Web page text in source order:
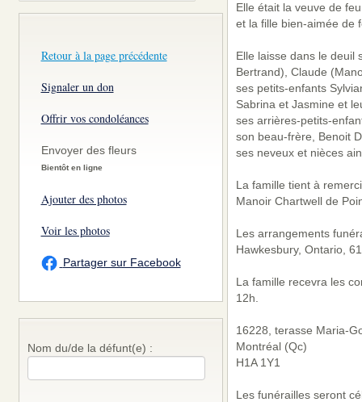
Retour à la page précédente
Signaler un don
Offrir vos condoléances
Envoyer des fleurs
Bientôt en ligne
Ajouter des photos
Voir les photos
Partager sur Facebook
Nom du/de la défunt(e) :
Elle était la veuve de
et la fille bien-aimée de
Elle laisse dans le deuil
Bertrand), Claude
ses petits-enfants
Sabrina et Jasmine et
ses arrières-petits-
son beau-frère, Benoit
ses neveux et nièces
La famille tient à
Manoir Chartwell de
Les arrangements
Hawkesbury, Ontario,
La famille recevra les
12h.
16228, terasse Maria-
Montréal (Qc)
H1A 1Y1
Les funérailles seront